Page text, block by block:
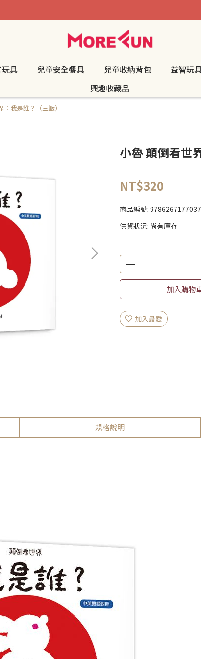
具 兒童安全餐具 兒童收納背包 益智玩
興趣收藏品
我是誰？（三版）
小魯 顛倒看世
NT$320
商品編號: 9786267177037
供貨狀況: 尚有庫存
加入購物
加入最愛
規格說明